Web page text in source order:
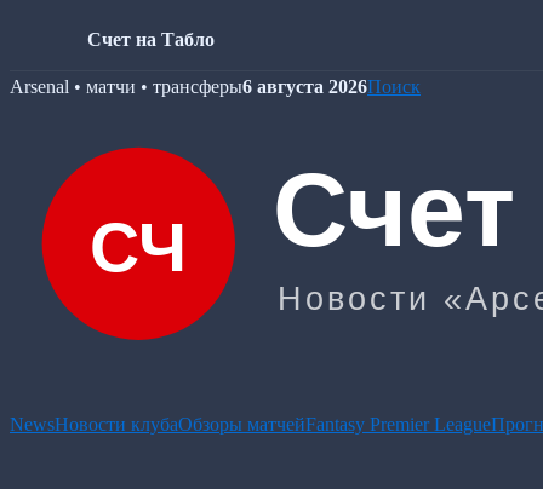
Счет на Табло
Skip
Arsenal • матчи • трансферы6 августа 2026Поиск
NewsНовости клубаОбзоры матчейFantasy Premier League